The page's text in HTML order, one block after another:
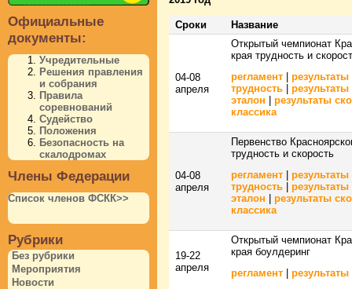
Официальные
документы:
Учредительные
Решения правления
и собрания
Правила
соревнований
Судейство
Положения
Безопасность на
скалодромах
Члены Федерации
Список членов ФСКК>>
Рубрики
Без рубрики
Мероприятия
Новости
Сроки Название
04-08
апреля
Открытый чемпионат
края трудность и
регламент
результаты
трудность
эталон
результаты
классика
04-08
апреля
Первенство
трудность и скорость
регламент
результаты
трудность
эталон
результаты
классика
19-22
апреля
Открытый чемпионат
края боулдеринг
регламент
результаты